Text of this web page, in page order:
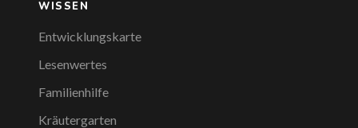
WISSEN
Entwicklungskarte
Lesenwertes
Familienhilfe
Kräutergarten